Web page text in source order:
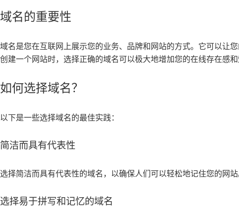
域名的重要性
域名是您在互联网上展示您的业务、品牌和网站的方式。它可以让
创建一个网站时，选择正确的域名可以极大地增加您的在线存在感和
如何选择域名？
以下是一些选择域名的最佳实践：
简洁而具有代表性
选择简洁而具有代表性的域名，以确保人们可以轻松地记住您的网
选择易于拼写和记忆的域名